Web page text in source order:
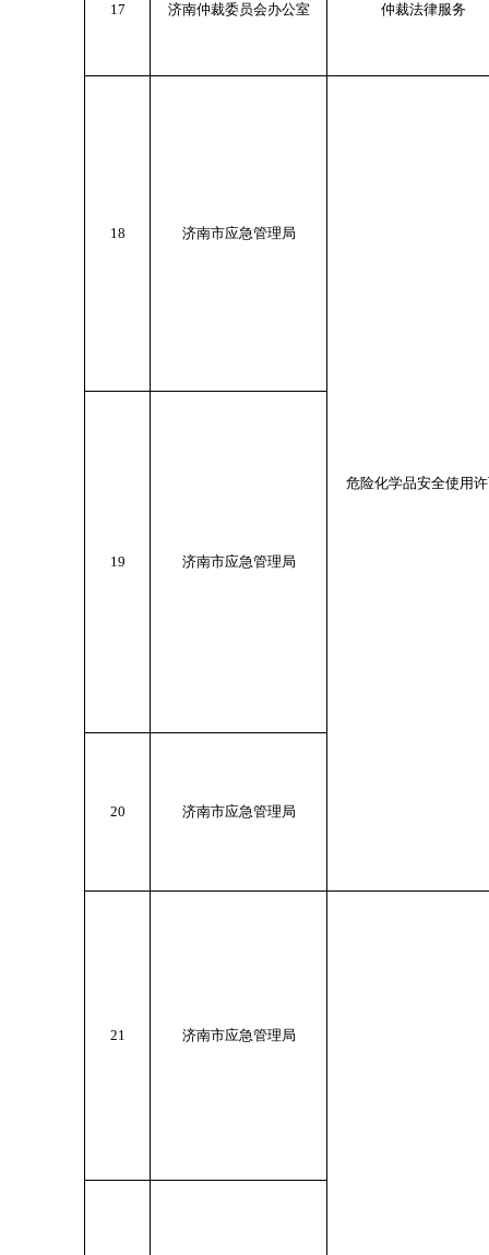
17 济南仲裁委员会办公室 仲裁法律服务
18 济南市应急管理局
危险化学品安全使用
19 济南市应急管理局
20 济南市应急管理局
21 济南市应急管理局